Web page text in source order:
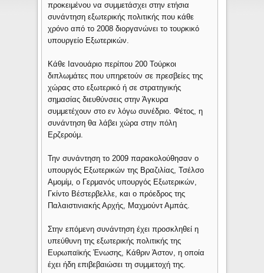
προκειμένου να συμμετάσχει στην ετήσια
συνάντηση εξωτερικής πολιτικής που κάθε
χρόνο από το 2008 διοργανώνει το τουρκικό
υπουργείο Εξωτερικών.
Κάθε Ιανουάριο περίπου 200 Τούρκοι
διπλωμάτες που υπηρετούν σε πρεσβείες της
χώρας στο εξωτερικό ή σε στρατηγικής
σημασίας διευθύνσεις στην Άγκυρα
συμμετέχουν στο εν λόγω συνέδριο. Φέτος, η
συνάντηση θα λάβει χώρα στην πόλη
Ερζερούμ.
Την συνάντηση το 2009 παρακολούθησαν ο
υπουργός Εξωτερικών της Βραζιλίας, Τσέλσο
Αμομίμ, ο Γερμανός υπουργός Εξωτερικών,
Γκίντο Βέστερβελλε, και ο πρόεδρος της
Παλαιστινιακής Αρχής, Mαχμούντ Αμπάς.
Στην επόμενη συνάντηση έχει προσκληθεί η
υπεύθυνη της εξωτερικής πολιτικής της
Ευρωπαϊκής Ένωσης, Κάθριν Άστον, η οποία
έχει ήδη επιβεβαιώσει τη συμμετοχή της.